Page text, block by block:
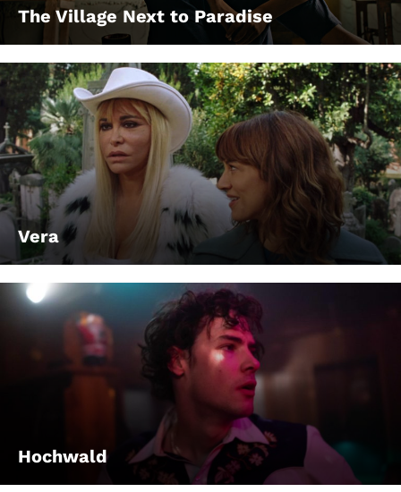
The Village Next to Paradise
Vera
Hochwald